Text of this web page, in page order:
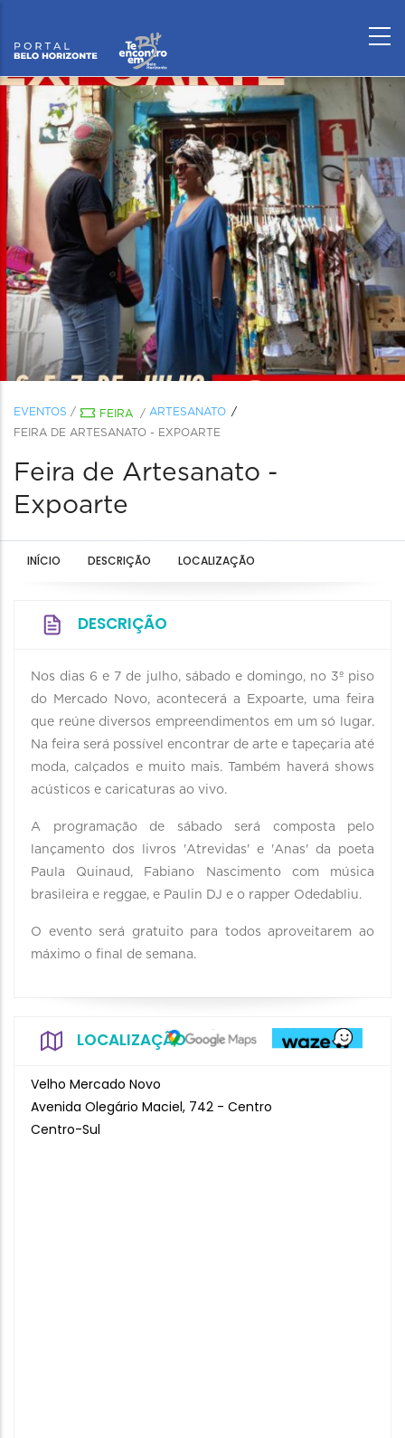
EVENTOS / FEIRA / ARTESANATO
FEIRA DE ARTESANATO - EXPOARTE
Feira de Artesanato -
Expoarte
INÍCIO DESCRIÇÃO LOCALIZAÇÃO
DESCRIÇÃO
Nos dias 6 e 7 de julho, sábado e domingo, no 3º piso
do Mercado Novo, acontecerá a Expoarte, uma feira
que reúne diversos empreendimentos em um só lugar.
Na feira será possível encontrar de arte e tapeçaria até
moda, calçados e muito mais. Também haverá shows
acústicos e caricaturas ao vivo.
A programação de sábado será composta pelo
lançamento dos livros 'Atrevidas' e 'Anas' da poeta
Paula Quinaud, Fabiano Nascimento com música
brasileira e reggae, e Paulin DJ e o rapper Odedabliu.
O evento será gratuito para todos aproveitarem ao
máximo o final de semana.
LOCALIZAÇÃO
Velho Mercado Novo
Avenida Olegário Maciel, 742 - Centro
Centro-Sul